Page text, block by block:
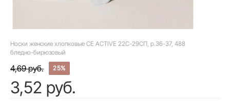
Носки женские хлопковые CE ACTIVE 22С-29СП, р.36-37, 488
бледно-бирюзовый
4,69 руб. 25%
3,52 руб.